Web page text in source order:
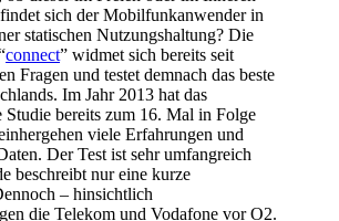
sich der Mobilfunkanwender in
statischen Nutzungshaltung? Die
connect” widmet sich bereits seit
Fragen und testet demnach das beste
Im Jahr 2013 hat das
Studie bereits zum 16. Mal in Folge
viele Erfahrungen und
Der Test ist sehr umfangreich
beschreibt nur eine kurze
– hinsichtlich
die Telekom und Vodafone vor O2.